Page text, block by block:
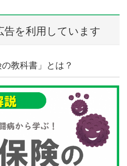
告を利用しています
教科書」とは？